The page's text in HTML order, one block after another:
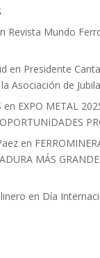
Revista Mundo
en Presidente
Asociación de
en EXPO METAL
en
MÁS
en Día